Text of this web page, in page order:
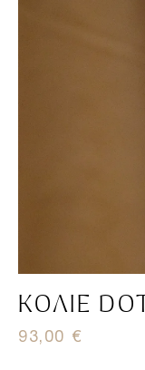
ΚΟΛΙΈ
93,00 €